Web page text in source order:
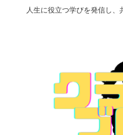
人生に役立つ学びを発信し